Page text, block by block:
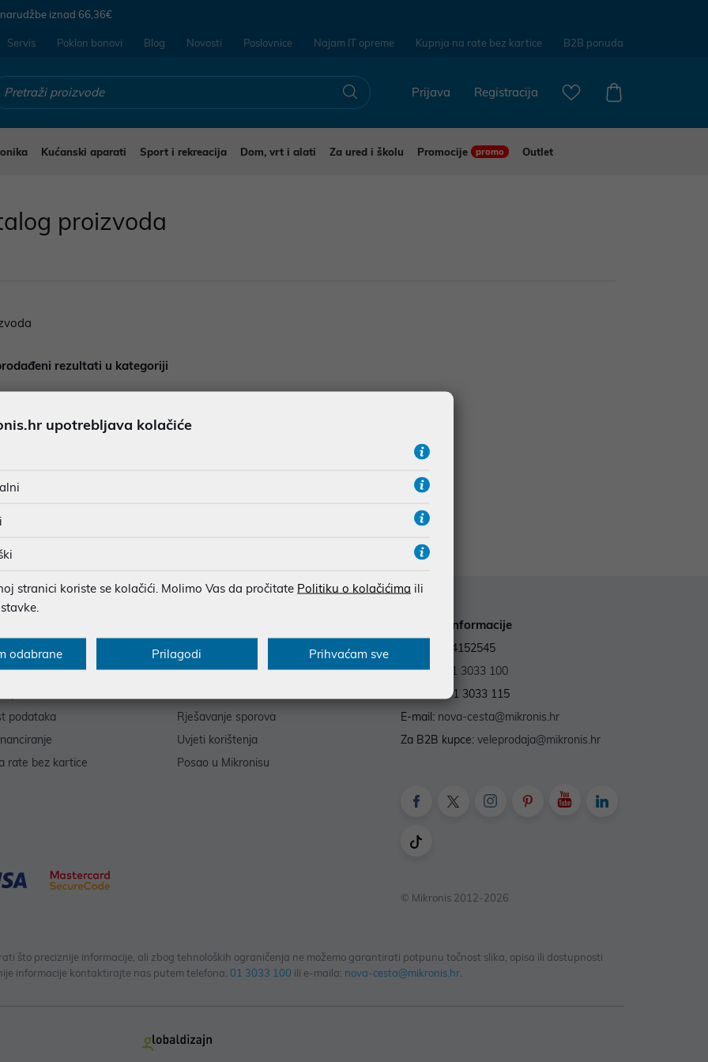
iznad 66,36€
Servis Poklon bonovi Blog Novosti Poslovnice Najam IT opreme Kupnja na rate bez kartice B2B ponuda
Registracija
Prijava
Kućanski aparati Sport i rekreacija Dom, vrt i alati Za ured i školu Promocije promo
Outlet
proizvoda
rezultati u kategoriji
podataka
rate bez kartice
Blog
O nama
Rješavanje sporova
Uvjeti korištenja
Posao u Mikronisu
Kontakt informacije
OIB: 59964152545
Tel.:+385 1 3033 100
Fax: +385 1 3033 115
E-mail: nova-cesta@mikronis.hr
Za B2B kupce: veleprodaja@mikronis.hr
© Mikronis 2012-2026
što preciznije informacije, ali zbog tehnoloških ograničenja ne možemo garantirati potpunu točnost slika, opisa ili dostupnosti
informacije kontaktirajte nas putem telefona: 01 3033 100 ili e-maila: nova-cesta@mikronis.hr.
upotrebljava kolačiće
stranici koriste se kolačići. Molimo Vas da pročitate Politiku o kolačićima ili
odabrane Prilagodi Prihvaćam sve